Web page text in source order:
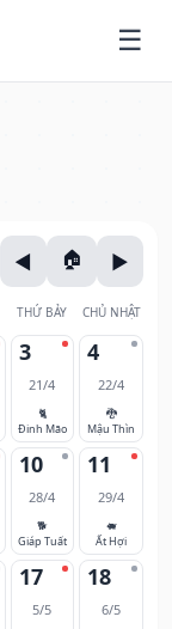
THỨ BẢY CHỦ NHẬT
3
21/4
🐈
Đinh Mão
4
22/4
🐉
Mậu Thìn
10
28/4
🐕
Giáp Tuất
11
29/4
🐖
Ất Hợi
17
5/5
18
6/5